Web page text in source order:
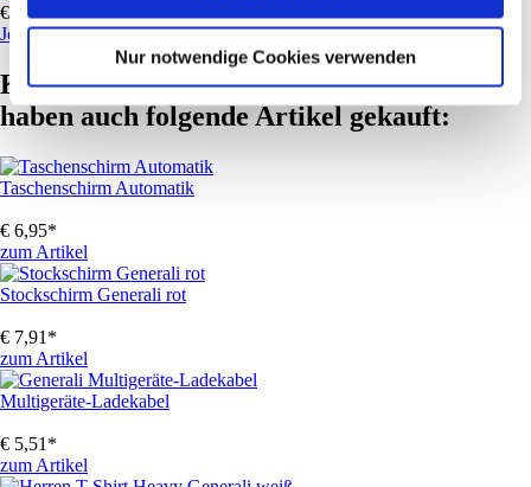
Nur notwendige Cookies verwenden
€ 8,18
Join the Pipe Trinkflasche
Kunden, die diesen Artikel gekauft haben,
haben auch folgende Artikel gekauft:
Taschenschirm Automatik
€ 6,95*
zum Artikel
Stockschirm Generali rot
€ 7,91 *
zum Artikel
Multigeräte-Ladekabel
€ 5,51 *
zum Artikel